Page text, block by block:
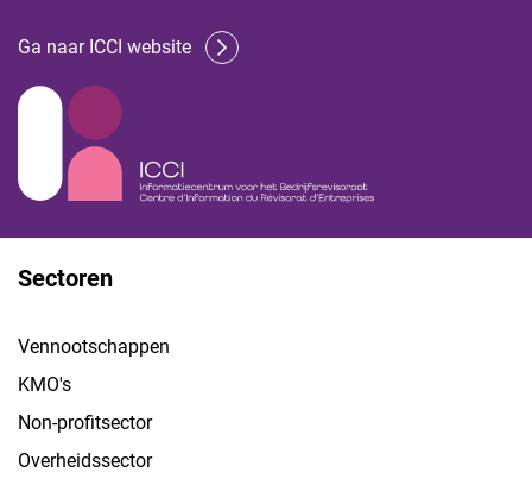
Ga naar ICCI website
Sectoren
Vennootschappen
KMO's
Non-profitsector
Overheidssector